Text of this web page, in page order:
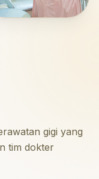
gigi yang
tim dokter